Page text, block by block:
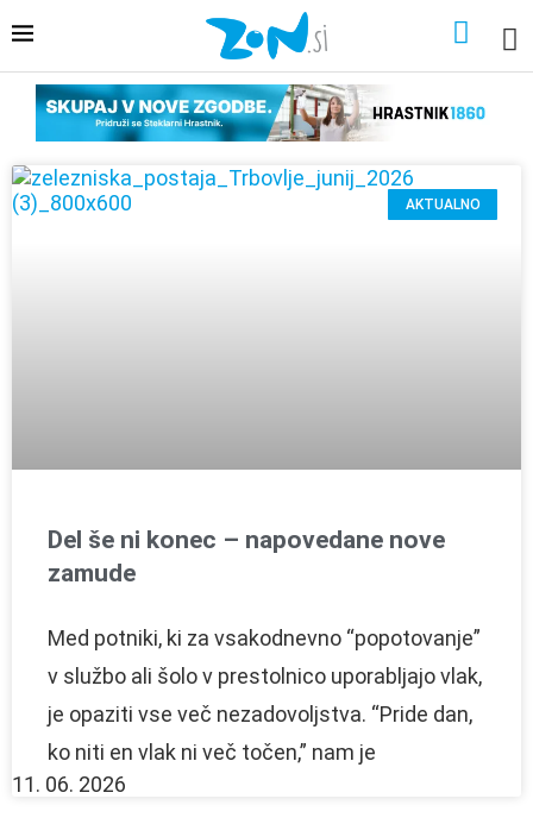
AKTUALNO
Del še ni konec – napovedane nove
zamude
Med potniki, ki za vsakodnevno “popotovanje”
v službo ali šolo v prestolnico uporabljajo vlak,
je opaziti vse več nezadovoljstva. “Pride dan,
ko niti en vlak ni več točen,” nam je
11. 06. 2026